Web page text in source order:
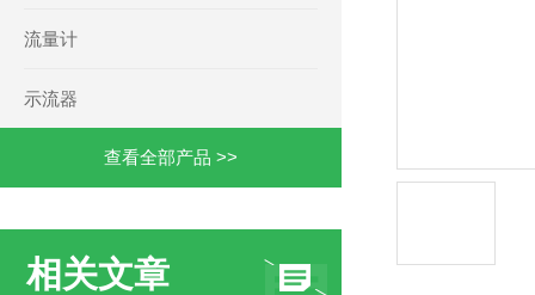
流量计
示流器
查看全部产品 >>
相关文章